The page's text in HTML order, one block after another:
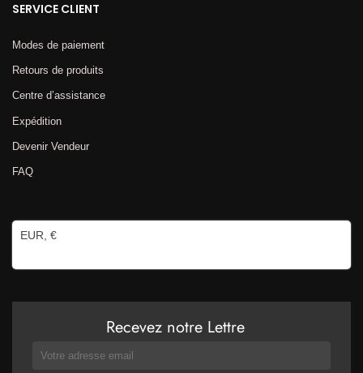
SERVICE CLIENT
Modes de paiement
Retours de produits
Centre d’assistance
Expédition
Devenir Vendeur
FAQ
EUR, €
Recevez notre Lettre